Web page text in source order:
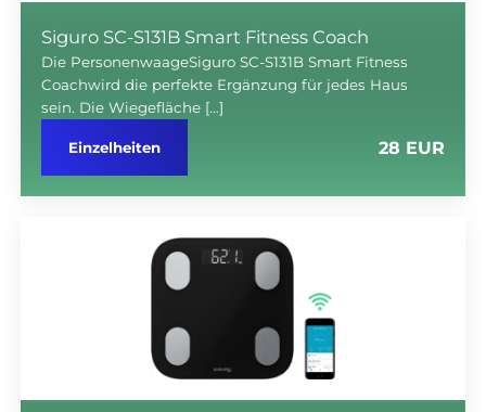
Siguro SC-S131B Smart Fitness Coach
Die PersonenwaageSiguro SC-S131B Smart Fitness
Coachwird die perfekte Ergänzung für jedes Haus
sein. Die Wiegefläche […]
Einzelheiten 28 EUR